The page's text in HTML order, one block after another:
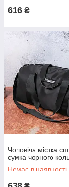
616 ₴
Чоловіча містка
сумка чорного
Немає в наявності